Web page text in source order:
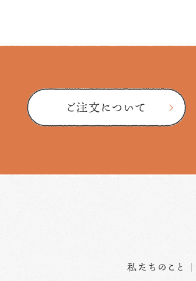
ご注文について
私たちのこと